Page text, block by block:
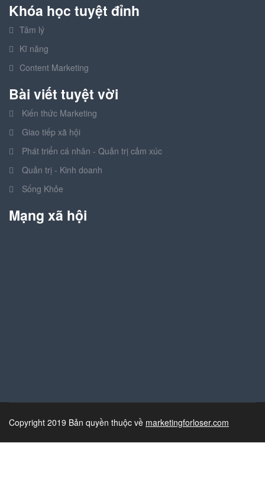
Khóa học tuyệt đỉnh
Tâm lý
Kĩ năng
Content Marketing
Bài viết tuyệt vời
Kiến thức Marketing
Giao tiếp xã hội
Phát triển cá nhân - Quản trị cảm xúc
Quản trị - Kinh doanh
Sống Khỏe
Mạng xã hội
Copyright 2019 Bản quyền thuộc về marketingforloser.com